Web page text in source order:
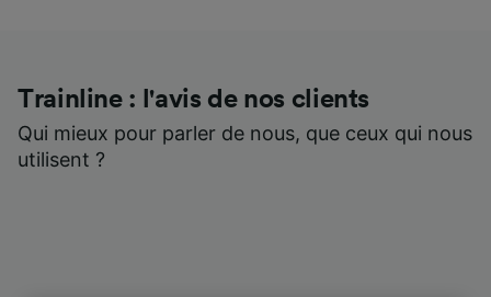
Trainline : l'avis de nos clients
Qui mieux pour parler de nous, que ceux qui nous
utilisent ?